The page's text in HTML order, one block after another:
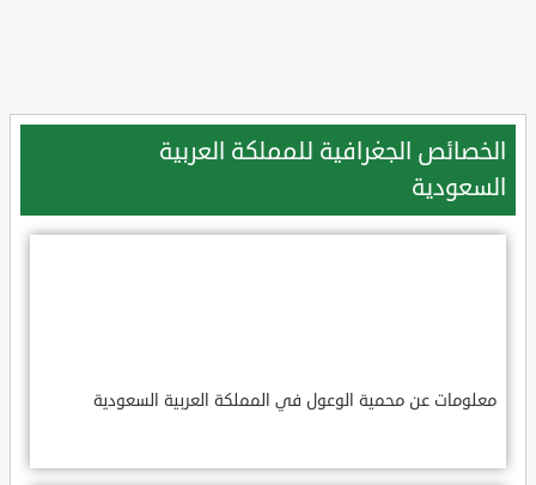
الخصائص الجغرافية للمملكة العربية
السعودية
معلومات عن محمية الوعول في المملكة العربية السعودية